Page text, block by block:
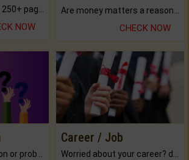
NOW CHECK NOW
Is there any question or problem lingering.
Career / Job
Worried about your career? don't know what is.